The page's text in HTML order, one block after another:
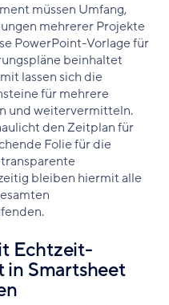
müssen Umfang,
mehrerer Projekte
PowerPoint-Vorlage für
beinhaltet
lassen sich die
für mehrere
und weitervermitteln.
den Zeitplan für
Folie für die
bleiben hiermit alle
Echtzeit-
Smartsheet